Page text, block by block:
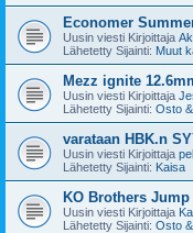
Economer
Uusin viesti Kirjoittaja
Lähetetty Sijainti: Muut
Mezz ignite
Uusin viesti Kirjoittaja
Lähetetty Sijainti: Osto
varataan HBK.n
Uusin viesti Kirjoittaja
Lähetetty Sijainti: Kaisa
KO Brothers Jump
Uusin viesti Kirjoittaja
Lähetetty Sijainti: Osto